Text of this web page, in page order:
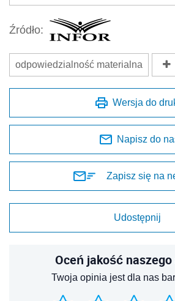
Źródło:
odpowiedzialność materialna
Wersja do
Napisz do
Zapisz się na
Udostępnij
Oceń jakość naszego
Twoja opinia jest dla nas